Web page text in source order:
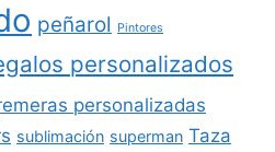
peñarol Pintores
personalizados
personalizadas
sublimación superman Taza